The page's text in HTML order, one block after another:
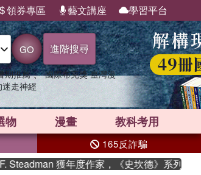
領券專區 藝文講座 學習平台
GO 進階搜尋
期推薦 、 國際布克獎 臺灣漫
走神經
物 漫畫 教科考用
165反詐騙
獲年度作家，《史坎德》系列帶你踏上熱血